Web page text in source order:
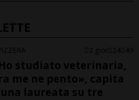
2 gior 24 49
studiato veterinaria,
me ne pento», capita
laureata su tre